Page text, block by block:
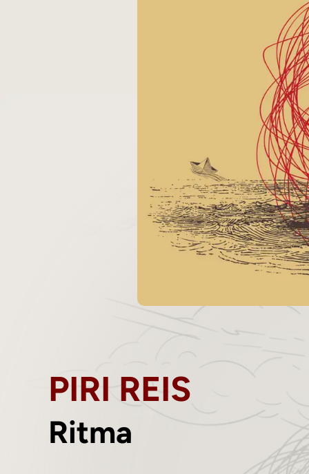
PIRI REIS
Ritma